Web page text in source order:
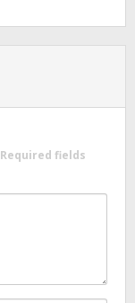
Required fields